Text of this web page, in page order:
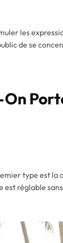
les
de se
On
type est la
réglable